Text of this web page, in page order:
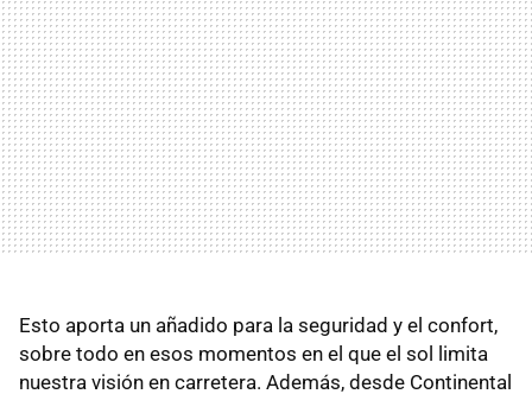
Esto aporta un añadido para la seguridad y el confort,
sobre todo en esos momentos en el que el sol limita
nuestra visión en carretera. Además, desde Continental